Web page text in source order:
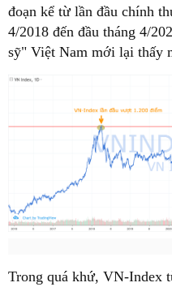
đoạn kể từ lần đầu chính
4/2018 đến đầu tháng 4/
sỹ" Việt Nam mới lại thấy
Trong quá khứ, VN-Index